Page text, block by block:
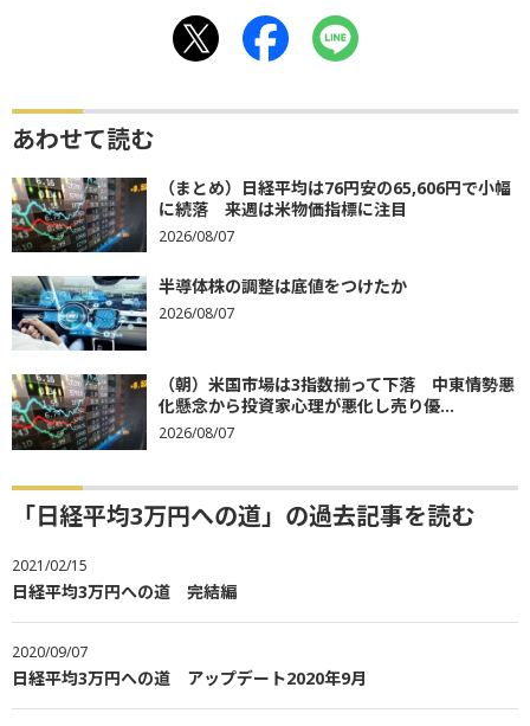
あわせて読む
（まとめ）日経平均は76円安の65,606円で小幅
に続落 来週は米物価指標に注目
2026/08/07
半導体株の調整は底値をつけたか
2026/08/07
（朝）米国市場は3指数揃って下落 中東情勢悪
化懸念から投資家心理が悪化し売り優...
2026/08/07
「日経平均3万円への道」の過去記事を読む
2021/02/15
日経平均3万円への道 完結編
2020/09/07
日経平均3万円への道 アップデート2020年9月